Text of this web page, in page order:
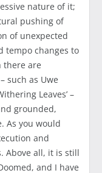
nature of it;
pushing of
of unexpected
tempo changes to
there are
such as Uwe
Leaves’ –
grounded,
As you would
and
Above all, it is still
and I have